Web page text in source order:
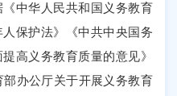
中华人民共和国义务教育
保护法》《中共中央国务
高义务教育质量的意见》
部办公厅关于开展义务教育